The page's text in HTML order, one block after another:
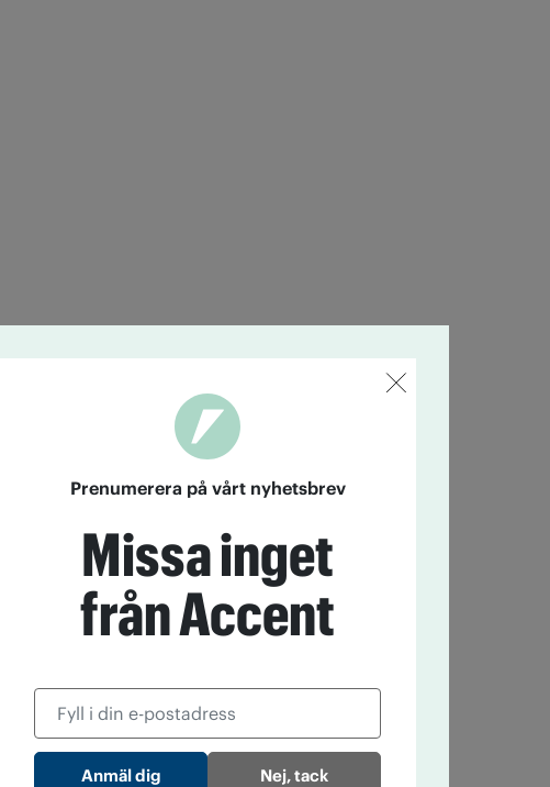
Prenumerera på vårt nyhetsbrev
Missa inget
från Accent
Nej, tack